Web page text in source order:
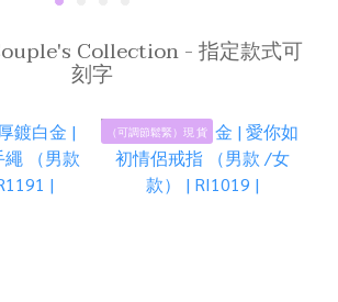
Collection - 指定款式可
刻字
（可調節鬆緊）現 貨